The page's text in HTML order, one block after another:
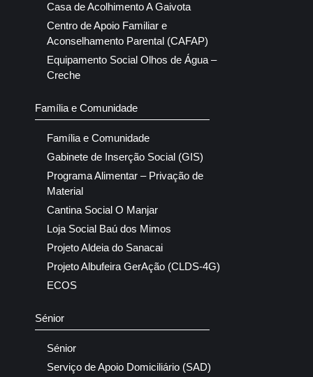
Casa de Acolhimento A Gaivota
Centro de Apoio Familiar e
Aconselhamento Parental (CAFAP)
Equipamento Social Olhos de Água –
Creche
Família e Comunidade
Família e Comunidade
Gabinete de Inserção Social (GIS)
Programa Alimentar – Privação de
Material
Cantina Social O Manjar
Loja Social Baú dos Mimos
Projeto Aldeia do Sanacai
Projeto Albufeira GerAção (CLDS-4G)
ECOS
Sénior
Sénior
Serviço de Apoio Domiciliário (SAD)